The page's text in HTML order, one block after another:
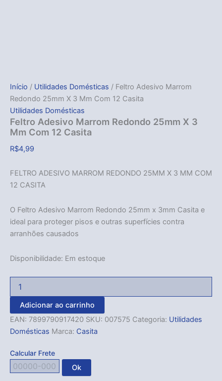
Início / Utilidades Domésticas / Feltro Adesivo Marrom
Redondo 25mm X 3 Mm Com 12 Casita
Utilidades Domésticas
Feltro Adesivo Marrom Redondo 25mm X 3
Mm Com 12 Casita
R$4,99
FELTRO ADESIVO MARROM REDONDO 25MM X 3 MM COM
12 CASITA
O Feltro Adesivo Marrom Redondo 25mm x 3mm Casita e
ideal para proteger pisos e outras superfícies contra
arranhões causados
Disponibilidade: Em estoque
Adicionar ao carrinho
EAN: 7899790917420 SKU: 007575 Categoria: Utilidades
Domésticas Marca: Casita
Calcular Frete
Ok